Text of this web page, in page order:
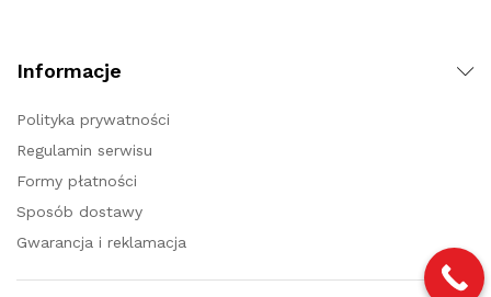
Informacje
Polityka prywatności
Regulamin serwisu
Formy płatności
Sposób dostawy
Gwarancja i reklamacja